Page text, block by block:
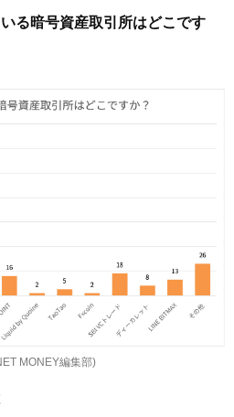
る暗号資産取引所はどこです
MONEY編集部)